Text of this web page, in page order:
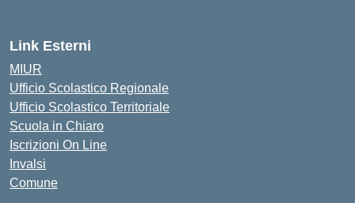
Link Esterni
MIUR
Ufficio Scolastico Regionale
Ufficio Scolastico Territoriale
Scuola in Chiaro
Iscrizioni On Line
Invalsi
Comune